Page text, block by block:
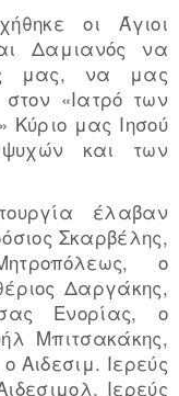
οι Άγιοι
Δαμιανός να
μας, να μας
«Ιατρό των
μας Ιησού
και των
έλαβαν
Σκαρβέλης,
ο
Δαργάκης,
Ενορίας, ο
Μπιτσακάκης,
Αιδεσιμ. Ιερεύς
Ιερεύς